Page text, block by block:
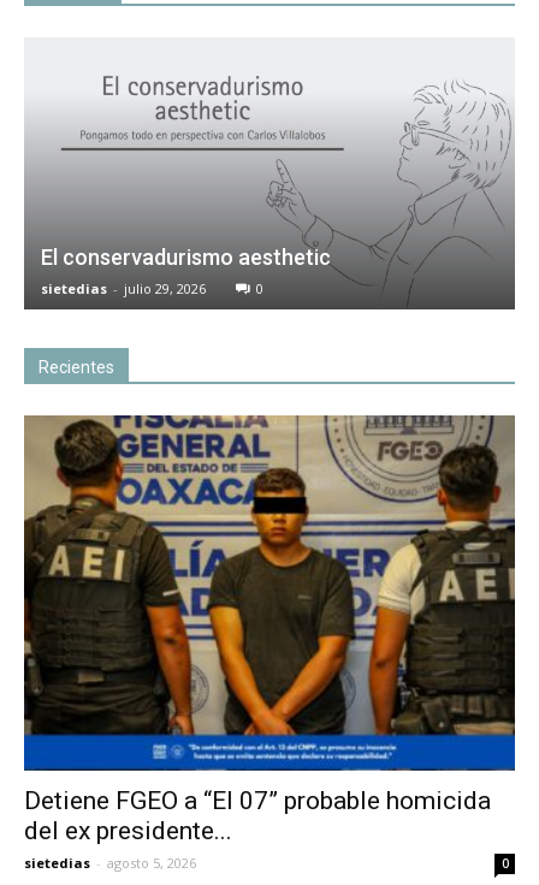
El conservadurismo aesthetic
sietedias - julio 29, 2026 0
Recientes
Detiene FGEO a “El 07” probable homicida
del ex presidente...
sietedias - agosto 5, 2026 0